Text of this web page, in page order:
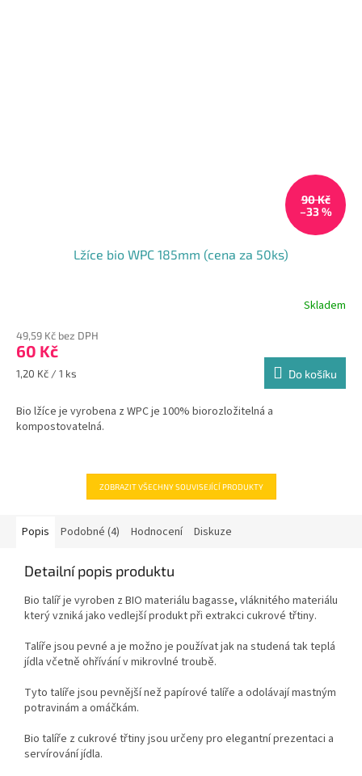
90 Kč
–33 %
Lžíce bio WPC 185mm (cena za 50ks)
Skladem
49,59 Kč bez DPH
60 Kč
Měrná
1,20 Kč / 1 ks Do košíku
Bio lžíce je vyrobena z WPC je 100% biorozložitelná a
kompostovatelná.
ZOBRAZIT VŠECHNY SOUVISEJÍCÍ PRODUKTY
Popis Podobné (4) Hodnocení Diskuze
Detailní popis produktu
Bio talíř je vyroben z BIO materiálu bagasse, vláknitého materiálu
který vzniká jako vedlejší produkt při extrakci cukrové třtiny.
Talíře jsou pevné a je možno je používat jak na studená tak teplá
jídla včetně ohřívání v mikrovlné troubě.
Tyto talíře jsou pevnější než papírové talíře a odolávají mastným
potravinám a omáčkám.
Bio talíře z cukrové třtiny jsou určeny pro elegantní prezentaci a
servírování jídla.